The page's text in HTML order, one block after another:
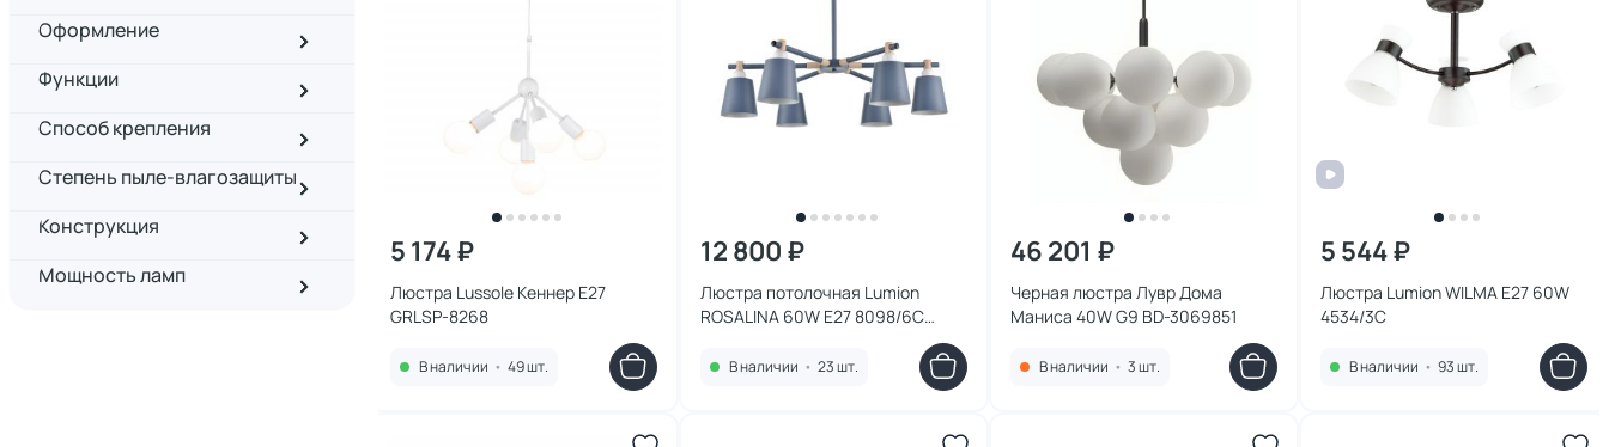
Оформление
Функции
Способ крепления
Степень пыле-влагозащиты
Конструкция
Мощность ламп
5 174 ₽
Люстра Lussole Кеннер E27
GRLSP-8268
В наличии • 49 шт.
12 800 ₽
Люстра потолочная Lumion
ROSALINA 60W E27 8098/6C
В наличии • 23 шт.
46 201 ₽
Черная люстра Лувр Дома
Маниса 40W G9 BD-3069851
В наличии • 3 шт.
5 544 ₽
Люстра Lumion WILMA E27 60W
4534/3C
В наличии • 93 шт.